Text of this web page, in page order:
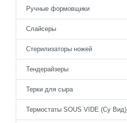
Ручные формовщики
Слайсеры
Стерилизаторы ножей
Тендерайзеры
Терки для сыра
Термостаты SOUS VIDE (Су Вид)